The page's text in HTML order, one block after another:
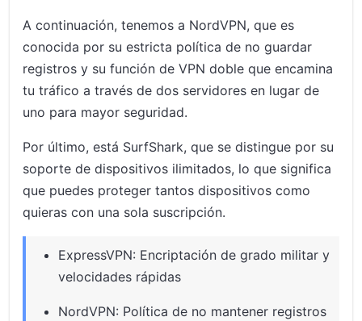
A continuación, tenemos a NordVPN, que es
conocida por su estricta política de no guardar
registros y su función de VPN doble que encamina
tu tráfico a través de dos servidores en lugar de
uno para mayor seguridad.
Por último, está SurfShark, que se distingue por su
soporte de dispositivos ilimitados, lo que significa
que puedes proteger tantos dispositivos como
quieras con una sola suscripción.
ExpressVPN: Encriptación de grado militar y
velocidades rápidas
NordVPN: Política de no mantener registros